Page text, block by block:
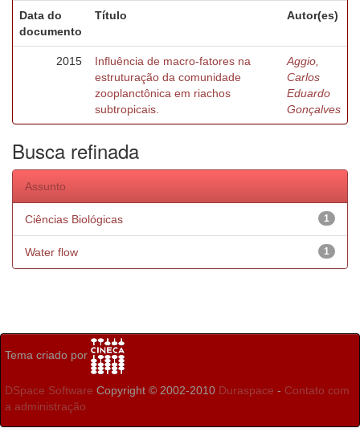
Data do
documento
Título Autor(es)
2015
Influência de macro-fatores na
estruturação da comunidade
zooplanctônica em riachos
subtropicais.
Aggio,
Carlos
Eduardo
Gonçalves
Busca refinada
Assunto
1
Ciências Biológicas
1
Water flow
Tema criado por
DSpace Software Copyright © 2002-2010 Duraspace - Contato com
a administração